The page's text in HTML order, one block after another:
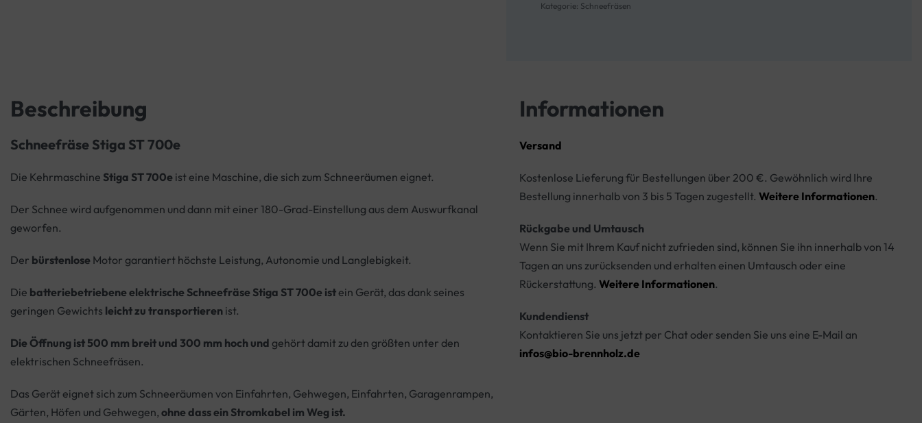
Kategorie: Schneefräsen
Beschreibung
Schneefräse Stiga ST 700e
Die Kehrmaschine Stiga ST 700e ist eine Maschine, die sich zum Schneeräumen eignet.
Der Schnee wird aufgenommen und dann mit einer 180-Grad-Einstellung aus dem Auswurfkanal
geworfen.
Der bürstenlose Motor garantiert höchste Leistung, Autonomie und Langlebigkeit.
Die batteriebetriebene elektrische Schneefräse Stiga ST 700e ist ein Gerät, das dank seines
geringen Gewichts leicht zu transportieren ist.
Die Öffnung ist 500 mm breit und 300 mm hoch und gehört damit zu den größten unter den
elektrischen Schneefräsen.
Das Gerät eignet sich zum Schneeräumen von Einfahrten, Gehwegen, Einfahrten, Garagenrampen,
Gärten, Höfen und Gehwegen, ohne dass ein Stromkabel im Weg ist.
Informationen
Versand
Kostenlose Lieferung für Bestellungen über 200 €. Gewöhnlich wird Ihre
Bestellung innerhalb von 3 bis 5 Tagen zugestellt. Weitere Informationen.
Rückgabe und Umtausch
Wenn Sie mit Ihrem Kauf nicht zufrieden sind, können Sie ihn innerhalb von 14
Tagen an uns zurücksenden und erhalten einen Umtausch oder eine
Rückerstattung. Weitere Informationen.
Kundendienst
Kontaktieren Sie uns jetzt per Chat oder senden Sie uns eine E-Mail an
infos@bio-brennholz.de